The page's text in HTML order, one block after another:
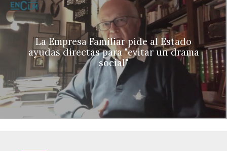
La Empresa Familiar pide al Estado
ayudas directas para "evitar un drama
social"